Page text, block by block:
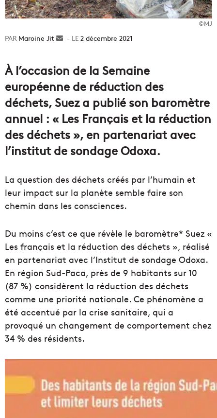
©MJ
Maroine Jit
Envoyer2 décembre 2021
À l’occasion de la Semaine
européenne de réduction des
déchets, Suez a publié son baromètre
annuel : « Les Français et la réduction
des déchets », en partenariat avec
l’institut de sondage Odoxa.
La question des déchets créés par l’humain et
leur impact sur la planète semble faire son
chemin dans les consciences.
Du moins c’est ce que révèle le baromètre* Suez «
Les français et la réduction des déchets », réalisé
en partenariat avec l’Institut de sondage Odoxa.
En région Sud-Paca, près de 9 habitants sur 10
(87 %) considèrent la réduction des déchets
comme une priorité nationale. Ce phénomène a
été accentué par la crise sanitaire, qui a
provoqué un changement de comportement chez
34 % des résidents.